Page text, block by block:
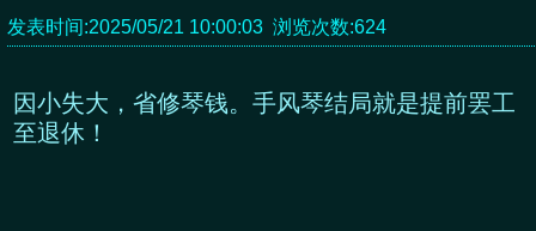
发表时间:2025/05/21 10:00:03 浏览次数:624
因小失大，省修琴钱。手风琴结局就是提前罢工
至退休！